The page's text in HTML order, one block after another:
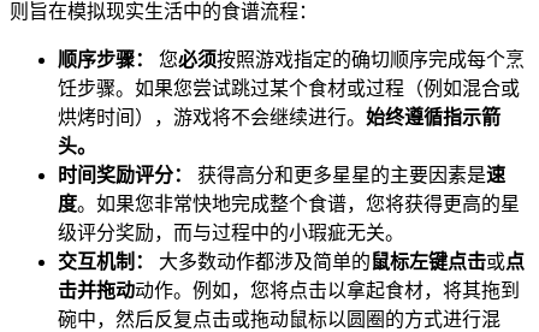
则旨在模拟现实生活中的食谱流程：
顺序步骤： 您必须按照游戏指定的确切顺序完成每个烹
饪步骤。如果您尝试跳过某个食材或过程（例如混合或
烘烤时间），游戏将不会继续进行。 始终遵循指示箭
头。
时间奖励评分：
获得高分和更多星星的主要因素是速
度。如果您非常快地完成整个食谱，您将获得更高的星
级评分奖励，而与过程中的小瑕疵无关。
交互机制：
大多数动作都涉及简单的鼠标左键点击或点
击并拖动动作。例如，您将点击以拿起食材，将其拖到
碗中，然后反复点击或拖动鼠标以圆圈的方式进行混